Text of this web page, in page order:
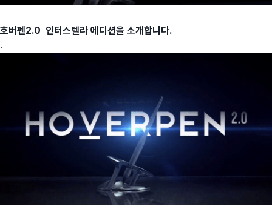
호버펜2.0 인터스텔라 에디션을 소개합니다.
.